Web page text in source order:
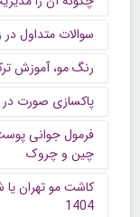
سوالات متداول
رنگ مو، آموزش
پاکسازی صورت در
فرمول جوانی
چین و چروک
کاشت مو تهران یا
1404